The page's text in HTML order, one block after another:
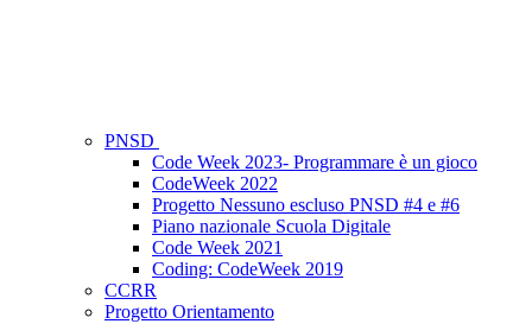
PNSD
Code Week 2023- Programmare è un gioco
CodeWeek 2022
Progetto Nessuno escluso PNSD #4 e #6
Piano nazionale Scuola Digitale
Code Week 2021
Coding: CodeWeek 2019
CCRR
Progetto Orientamento